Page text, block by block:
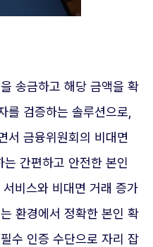
송금하고 해당 금액을 확
를 검증하는 솔루션으로,
서 금융위원회의 비대면
간편하고 안전한 본인
비스와 비대면 거래 증가
환경에서 정확한 본인 확
수 인증 수단으로 자리 잡